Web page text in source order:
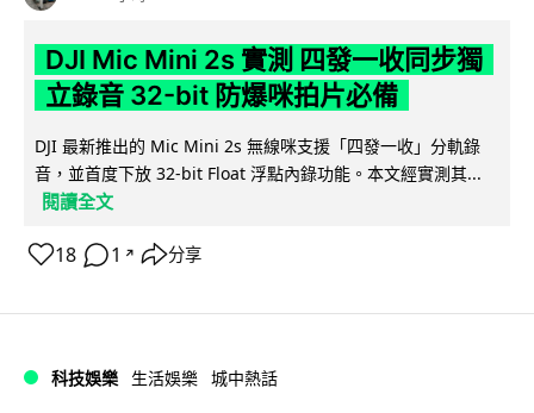
DJI Mic Mini 2s 實測 四發一收同步獨
立錄音 32-bit 防爆咪拍片必備
DJI 最新推出的 Mic Mini 2s 無線咪支援「四發一收」分軌錄
音，並首度下放 32-bit Float 浮點內錄功能。本文經實測其...
閱讀全文
18 1 ↗ 分享
科技娛樂 生活娛樂 城中熱話